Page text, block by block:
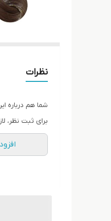
نظرات
شما هم درباره
برای ثبت نظر،